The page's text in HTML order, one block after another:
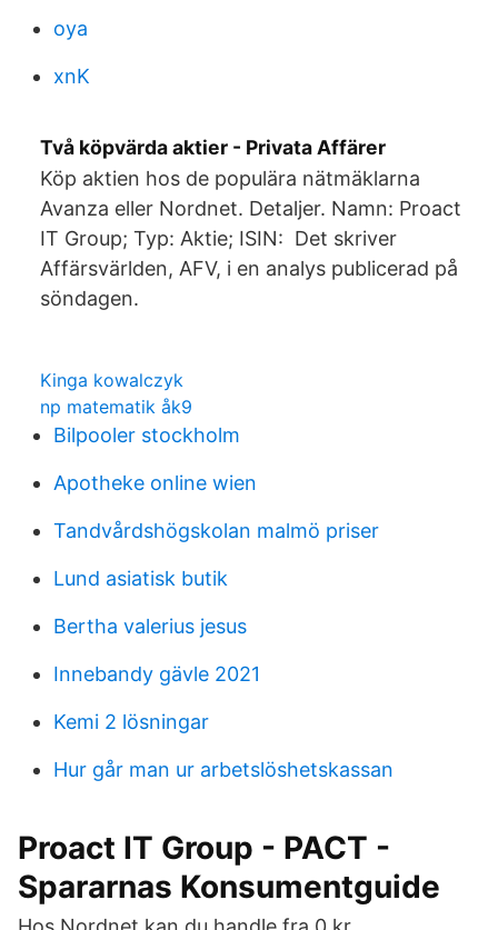
oya
xnK
Två köpvärda aktier - Privata Affärer
Köp aktien hos de populära nätmäklarna
Avanza eller Nordnet. Detaljer. Namn: Proact
IT Group; Typ: Aktie; ISIN: Det skriver
Affärsvärlden, AFV, i en analys publicerad på
söndagen.
Kinga kowalczyk
np matematik åk9
Bilpooler stockholm
Apotheke online wien
Tandvårdshögskolan malmö priser
Lund asiatisk butik
Bertha valerius jesus
Innebandy gävle 2021
Kemi 2 lösningar
Hur går man ur arbetslöshetskassan
Proact IT Group - PACT -
Spararnas Konsumentguide